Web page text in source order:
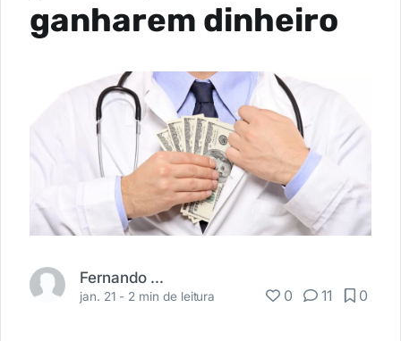
ganharem dinheiro
Fernando Carbonieri
jan. 21 - 2 min de leitura 0 11 0